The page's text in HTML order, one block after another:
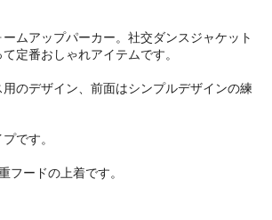
ムアップパーカー。社交ダンスジャケット
定番おしゃれアイテムです。
のデザイン、前面はシンプルデザインの練
です。
ードの上着です。